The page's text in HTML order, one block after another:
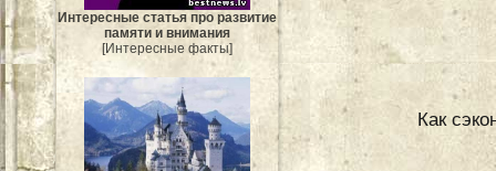
Интересные статья про развитие
памяти и внимания
[Интересные факты]
Как